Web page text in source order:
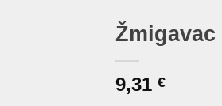
9,31 €